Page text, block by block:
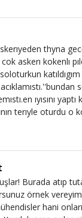
thyna
askerı kokenlı
katıldıgım
ıyısını yaptı
terıyle oturdu o
Burada atıp
örnek
hani